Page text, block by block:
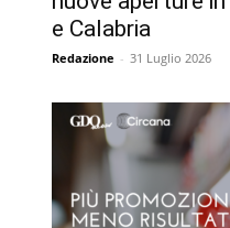
e Calabria
Redazione - 31 Luglio 2026